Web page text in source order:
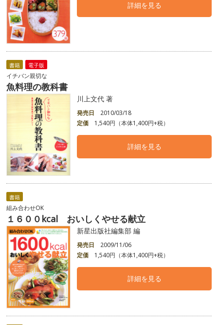
詳細を見る
書籍 電子版
イチバン親切な
魚料理の教科書
川上文代 著
発売日
2010/03/18
定価
1,540円（本体1,400円+税）
詳細を見る
書籍
組み合わせOK
１６００kcal おいしくやせる献立
新星出版社編集部 編
発売日
2009/11/06
定価
1,540円（本体1,400円+税）
詳細を見る